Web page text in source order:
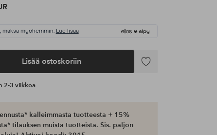
maksa myöhemmin. Lue lisää
Lisää ostoskoriin
Lisää
2-3 viikkoa
kalleimmasta tuotteesta + 15%
tilauksen muista tuotteista. Sis. paljon